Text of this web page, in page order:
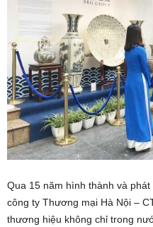
Qua 15 năm hình thành và
công ty Thương mại Hà Nội –
thương hiệu không chỉ trong